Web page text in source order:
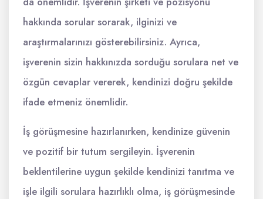
hakkında sorular sorarak, ilginizi ve
araştırmalarınızı gösterebilirsiniz. Ayrıca,
işverenin sizin hakkınızda sorduğu sorulara net ve
özgün cevaplar vererek, kendinizi doğru şekilde
ifade etmeniz önemlidir.
İş görüşmesine hazırlanırken, kendinize güvenin
ve pozitif bir tutum sergileyin. İşverenin
beklentilerine uygun şekilde kendinizi tanıtma ve
işle ilgili sorulara hazırlıklı olma, iş görüşmesinde